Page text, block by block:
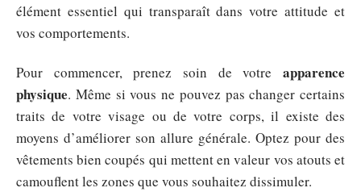
élément essentiel qui transparaît dans votre attitude et
vos comportements.
Pour commencer, prenez soin de votre apparence
physique. Même si vous ne pouvez pas changer certains
traits de votre visage ou de votre corps, il existe des
moyens d’améliorer son allure générale. Optez pour des
vêtements bien coupés qui mettent en valeur vos atouts et
camouflent les zones que vous souhaitez dissimuler.